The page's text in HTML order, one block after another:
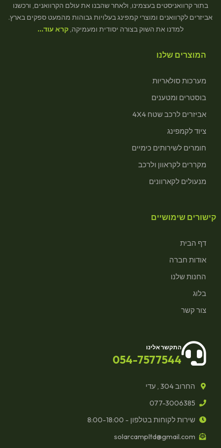
בתור קרוואניסטים בעצמינו, ולאחר שהבנו את עולם הקרוואנים, ורכשנו
אביזרים לקרוואנים ומוצרי קמפינג בעלויות גבוהות מהמעט ספקים בארץ.
למדנו את השוק בצורה יסודית ומעמיקה, קרא עוד…
המוצרים שלנו
מערכות סולאריות
בוסטרים ומטענים
אביזרים לרכב שטח 4X4
ציוד לקמפינג
חומרים לשירותים כימיים
מקררים לקראוון ולרכב
מנעולים לקארוונים
קישורים שימושיים
דף הבית
אודות חברה
החנות שלנו
בלוג
צור קשר
התקשר אלינו
054-7577544
החרוב 304 , עדי
077-3006385
שירות לקוחות בטלפון - 8:00-18:00
solarcampltd@gmail.com